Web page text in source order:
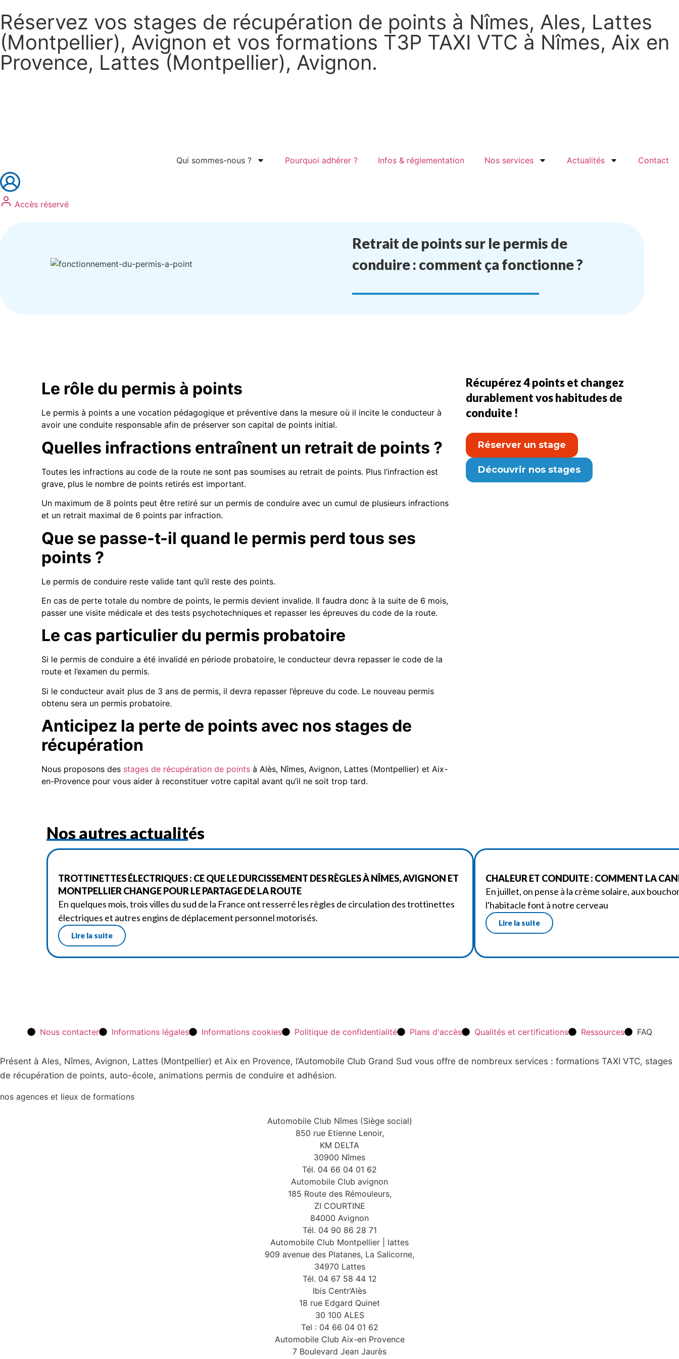
Réservez vos stages de récupération de points à Nîmes, Ales, Lattes
(Montpellier), Avignon et vos formations T3P TAXI VTC à Nîmes, Aix en
Provence, Lattes (Montpellier), Avignon.
Qui sommes-nous ? Pourquoi adhérer ? Infos & réglementation Nos services Actualités Contact
Accès réservé
Retrait de points sur le permis de
conduire : comment ça fonctionne ?
Le rôle du permis à points
Le permis à points a une vocation pédagogique et préventive dans la mesure où il incite le conducteur à
avoir une conduite responsable afin de préserver son capital de points initial.
Quelles infractions entraînent un retrait de points ?
Toutes les infractions au code de la route ne sont pas soumises au retrait de points. Plus l’infraction est
grave, plus le nombre de points retirés est important.
Un maximum de 8 points peut être retiré sur un permis de conduire avec un cumul de plusieurs infractions
et un retrait maximal de 6 points par infraction.
Que se passe-t-il quand le permis perd tous ses
points ?
Le permis de conduire reste valide tant qu’il reste des points.
En cas de perte totale du nombre de points, le permis devient invalide. Il faudra donc à la suite de 6 mois,
passer une visite médicale et des tests psychotechniques et repasser les épreuves du code de la route.
Le cas particulier du permis probatoire
Si le permis de conduire a été invalidé en période probatoire, le conducteur devra repasser le code de la
route et l’examen du permis.
Si le conducteur avait plus de 3 ans de permis, il devra repasser l’épreuve du code. Le nouveau permis
obtenu sera un permis probatoire.
Anticipez la perte de points avec nos stages de
récupération
Nous proposons des stages de récupération de points à Alès, Nîmes, Avignon, Lattes (Montpellier) et Aix-
en-Provence pour vous aider à reconstituer votre capital avant qu’il ne soit trop tard.
Nos autres actualités
TROTTINETTES ÉLECTRIQUES : CE QUE LE DURCISSEMENT DES RÈGLES À NÎMES, AVIGNON ET
MONTPELLIER CHANGE POUR LE PARTAGE DE LA ROUTE
En quelques mois, trois villes du sud de la France ont resserré les règles de circulation des trottinettes
électriques et autres engins de déplacement personnel motorisés.
Lire la suite
CHALEUR ET CONDUITE : COMMENT LA
En juillet, on pense à la crème solaire, aux
l'habitacle font à notre cerveau
Lire la suite
Récupérez 4 points et changez
durablement vos habitudes de
conduite !
Réserver un stage
Découvrir nos stages
Nous contacter Informations légales Informations cookies Politique de confidentialité Plans d'accès Qualités et certifications Ressources FAQ
Présent à Ales, Nîmes, Avignon, Lattes (Montpellier) et Aix en Provence, l’Automobile Club Grand Sud vous offre de nombreux services : formations TAXI VTC, stages
de récupération de points, auto-école, animations permis de conduire et adhésion.
nos agences et lieux de formations
Automobile Club Nîmes (Siège social)
850 rue Etienne Lenoir,
KM DELTA
30900 Nîmes
Tél. 04 66 04 01 62
Automobile Club avignon
185 Route des Rémouleurs,
ZI COURTINE
84000 Avignon
Tél. 04 90 86 28 71
Automobile Club Montpellier | lattes
909 avenue des Platanes, La Salicorne,
34970 Lattes
Tél. 04 67 58 44 12
Ibis Centr’Alès
18 rue Edgard Quinet
30 100 ALES
Tel : 04 66 04 01 62
Automobile Club Aix-en Provence
7 Boulevard Jean Jaurès